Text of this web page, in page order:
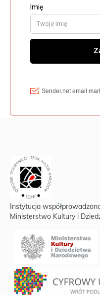
Instytucja
Ministerstwo Kultury i